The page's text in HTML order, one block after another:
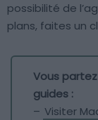
possibilité de
plans, faites un
Vous
guides :
– Visiter